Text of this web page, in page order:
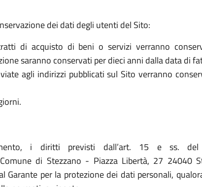
dei dati degli utenti del Sito:
di acquisto di beni o servizi verranno
saranno conservati per dieci anni dalla data di
agli indirizzi pubblicati sul Sito verranno
i diritti previsti dall’art. 15 e ss. del
di Stezzano - Piazza Libertà, 27 24040
Garante per la protezione dei dati personali,